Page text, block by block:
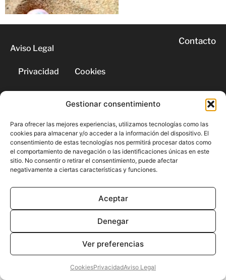
Gestionar consentimiento
Para ofrecer las mejores experiencias, utilizamos tecnologías como las
cookies para almacenar y/o acceder a la información del dispositivo. El
consentimiento de estas tecnologías nos permitirá procesar datos como
el comportamiento de navegación o las identificaciones únicas en este
sitio. No consentir o retirar el consentimiento, puede afectar
negativamente a ciertas características y funciones.
Aceptar
Denegar
Ver preferencias
CookiesPrivacidadAviso Legal
Aviso Legal
Privacidad Cookies
Contacto
© 2026 | Todos los derechos